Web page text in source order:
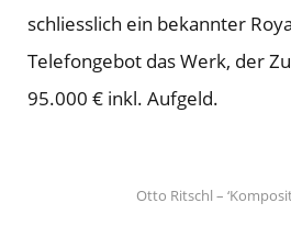
schliesslich ein bekannter
Telefongebot das Werk, der
95.000 € inkl. Aufgeld.
Otto Ritschl –